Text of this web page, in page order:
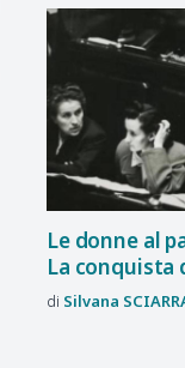
Le donne al
La conquista
Silvana